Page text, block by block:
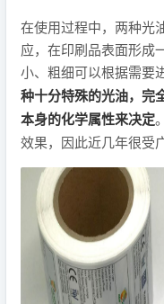
在使用过程中，两种光
应，在印刷品表面形成
小、粗细可以根据需要
种十分特殊的光油，完
本身的化学属性来决定
效果，因此近几年很受